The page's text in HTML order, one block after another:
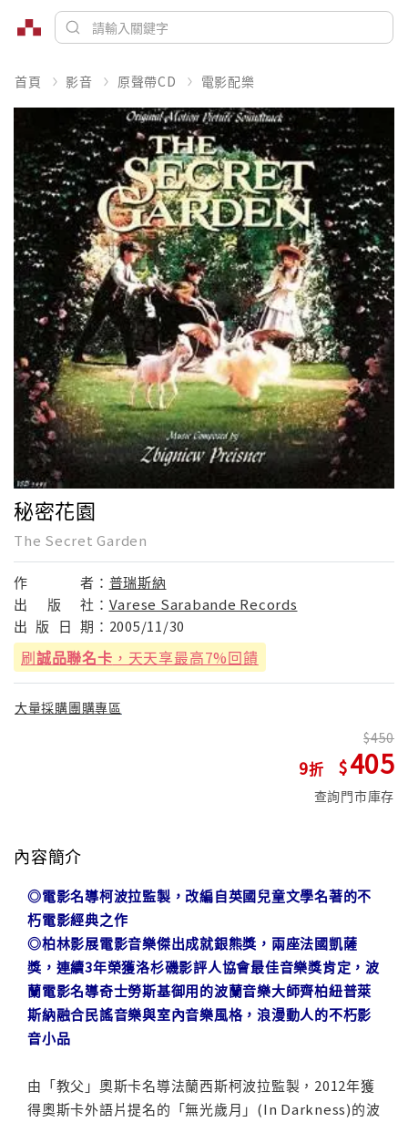
首頁 影音 原聲帶CD 電影配樂
秘密花園
The Secret Garden
作 者： 普瑞斯納
出
版 社： Varese Sarabande Records
出 版 日 期： 2005/11/30
刷誠品聯名卡 ，天天享最高7%回饋
大量採購團購專區
9
450
405
查詢門市庫存
內容簡介
◎電影名導柯波拉監製，改編自英國兒童文學名著的不
朽電影經典之作
◎柏林影展電影音樂傑出成就銀熊獎，兩座法國凱薩
獎，連續3年榮獲洛杉磯影評人協會最佳音樂獎肯定，波
蘭電影名導奇士勞斯基御用的波蘭音樂大師齊柏紐普萊
斯納融合民謠音樂與室內音樂風格，浪漫動人的不朽影
音小品
由「教父」奧斯卡名導法蘭西斯柯波拉監製，2012年獲
得奧斯卡外語片提名的「無光歲月」(In Darkness)的波